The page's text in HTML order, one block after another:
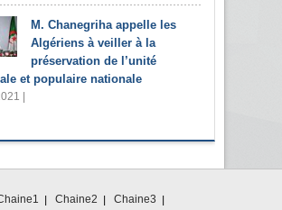
M. Chanegriha appelle les
Algériens à veiller à la
préservation de l’unité
et populaire nationale
|
Chaine2 Chaine3